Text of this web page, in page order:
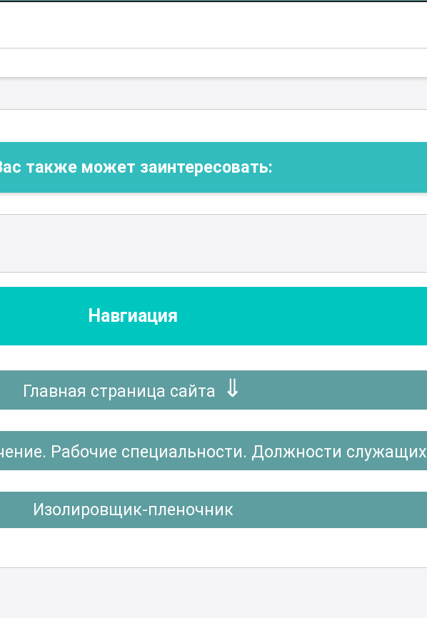
также может заинтересовать:
Навгиация
Главная страница сайта
Рабочие специальности. Должности служащих
Изолировщик-пленочник